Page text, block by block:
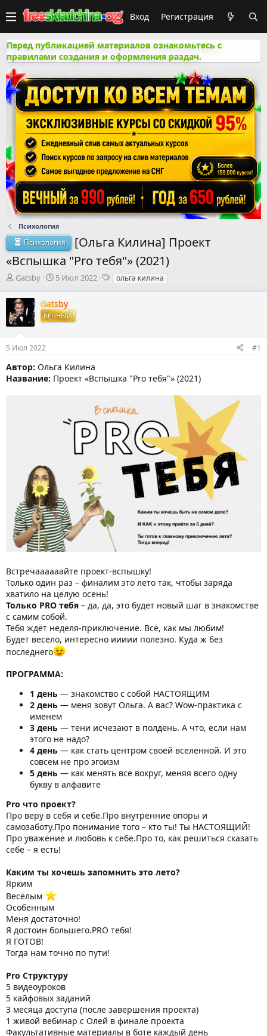
Вход Регистрация
Перед публикацией материалов ознакомьтесь с
правилами создания и оформления раздач.
Психология
Психология
[Ольга Килина] Проект
«Вспышка "Pro тебя"» (2021)
А
т
о
р
м
ы
Gatsby
Д
т
а
н
а
л
а
5 Июл 2022
Тольга килина
Gatsby
ВЕЧНЫЙ
5 Июл 2022 #1
Автор: Ольга Килина
Название: Проект «Вспышка "Pro тебя"» (2021)
Встречаааааайте проект-вспышку!
Только один раз – финалим это лето так, чтобы заряда
хватило на целую осень!
Только PRO тебя – да, да, это будет новый шаг в знакомстве
с самим собой.
Тебя ждёт неделя-приключение. Всё, как мы любим!
Будет весело, интересно иииии полезно. Куда ж без
последнего
ПРОГРАММА:
1 день — знакомство с собой НАСТОЯЩИМ
2 день — меня зовут Ольга. А вас? Wow-практика с
именем
3 день — тени исчезают в полдень. А что, если нам
этого не надо?
4 день — как стать центром своей вселенной. И это
совсем не про эгоизм
5 день — как менять всё вокруг, меняя всего одну
букву в алфавите
Pro что проект?
Про веру в себя и себе.Про внутренние опоры и
самозаботу.Про понимание того – кто ты! Ты НАСТОЯЩИЙ!
Про уважение и любовь к себе.Про то, как решиться сказать
себе – я есть!
Каким ты хочешь запомнить это лето?
Ярким
Весёлым
Особенным
Меня достаточно!
Я достоин большего.PRO тебя!
Я ГОТОВ!
Тогда нам точно по пути!
Pro Структуру
5 видеоуроков
5 кайфовых заданий
3 месяца доступа (после завершения проекта)
1 живой вебинар с Олей в финале проекта
Факультативные материалы в боте каждый день